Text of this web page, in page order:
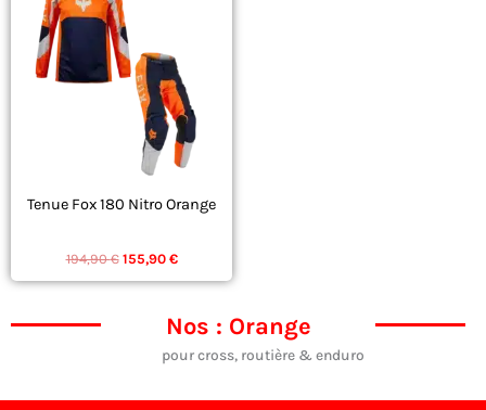
Tenue Fox 180 Nitro Orange
194,90€
était :
194,90 €.
155,90 €
produit
a
plusieurs
variations.
Les
options
peuvent
être
sur
Nos : Orange
pour cross, routière & enduro